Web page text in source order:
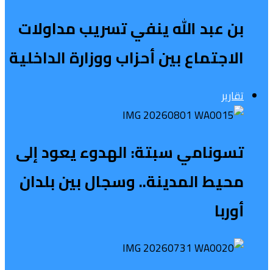
بن عبد الله ينفي تسريب مداولات
الاجتماع بين أحزاب ووزارة الداخلية
تقارير
تسونامي سبتة: الهدوء يعود إلى
محيط المدينة.. وسجال بين بلدان
أوربا